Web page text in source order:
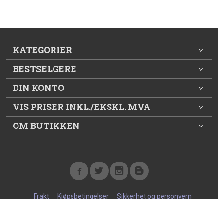
KATEGORIER
BESTSELGERE
DIN KONTO
VIS PRISER INKL./EKSKL. MVA
OM BUTIKKEN
Frakt Kjøpsbetingelser Sikkerhet og personvern